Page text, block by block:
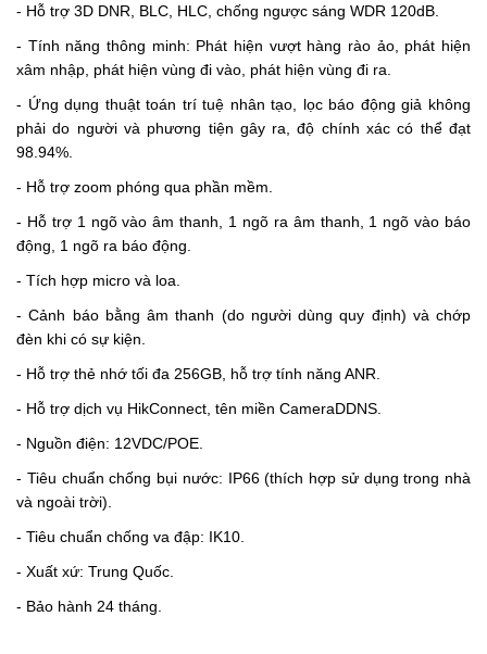
- Hỗ trợ 3D DNR, BLC, HLC, chống ngược sáng WDR 120dB.
- Tính năng thông minh: Phát hiện vượt hàng rào ảo, phát hiện
xâm nhập, phát hiện vùng đi vào, phát hiện vùng đi ra.
- Ứng dụng thuật toán trí tuệ nhân tạo, lọc báo động giả không
phải do người và phương tiện gây ra, độ chính xác có thể đạt
98.94%.
- Hỗ trợ zoom phóng qua phần mềm.
- Hỗ trợ 1 ngõ vào âm thanh, 1 ngõ ra âm thanh, 1 ngõ vào báo
động, 1 ngõ ra báo động.
- Tích hợp micro và loa.
- Cảnh báo bằng âm thanh (do người dùng quy định) và chớp
đèn khi có sự kiện.
- Hỗ trợ thẻ nhớ tối đa 256GB, hỗ trợ tính năng ANR.
- Hỗ trợ dịch vụ HikConnect, tên miền CameraDDNS.
- Nguồn điện: 12VDC/POE.
- Tiêu chuẩn chống bụi nước: IP66 (thích hợp sử dụng trong nhà
và ngoài trời).
- Tiêu chuẩn chống va đập: IK10.
- Xuất xứ: Trung Quốc.
- Bảo hành 24 tháng.